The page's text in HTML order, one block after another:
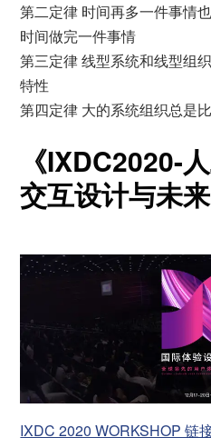
第二定律 时间再多一件事情
时间做完一件事情
第三定律 线型系统和线型组
特性
第四定律 大的系统组织总是
《IXDC2020-
交互设计与未来
IXDC 2020 WORKSHOP 链